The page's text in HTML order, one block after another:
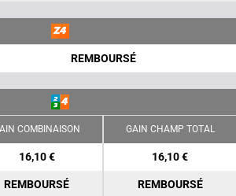
REMBOURSÉ
COMBINAISON GAIN CHAMP TOTAL
16,10 € 16,10 €
REMBOURSÉ REMBOURSÉ